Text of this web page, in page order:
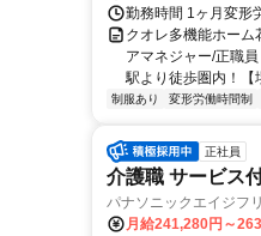
勤務時間 1ヶ月変形
クオレ多機能ホーム
アマネジャー/正職
駅より徒歩圏内！【
制服あり 変形労働時間制
正社員
介護職 サービス
パナソニックエイジフ
月給241,280円～